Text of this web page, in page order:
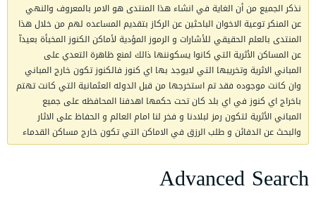
نذكر الجميع من أن الغاية في انشاء هذا المنتدى هو الامر بالمعروف والنهي
عن المنكر توعية الاخوان الباحثين عن الركاز بتقديم المساعده لهم من خلال هذا
المنتدى بالعلم الحقيقي للأشارات و الرموز المؤدية لأماكن الكنوز المخبأة بعيدآ
عن المساكن الأثرية التي كانوا يسكوننها ذالك لمنع ظاهرة التعدي على
المباني الاثرية وتخريبها التي لايوجد بها اي كنوز فالكنوز تكون خارج المباني
وان كانت موجوده فقد تم استخرجها من قبل الدوله العثمانية التي كانت تهتم
باخراج اي كنوز في اي بلد كان تحت حكمها اهدفنا المحافظه على جميع
المباني الأثرية لتكون رمز لبلادنا و فخر لنا امام العالم و الحفاظ على الاثار
والبحث عن الدفائن و طلب الرزق في الاماكن التي تكون خارج مساكن القدماء
Advanced Search